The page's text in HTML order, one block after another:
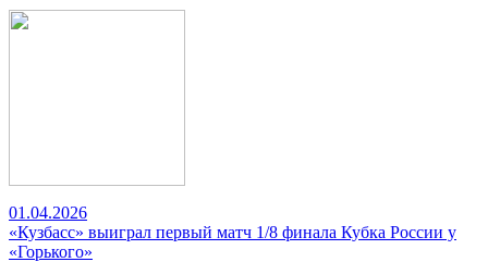
01.04.2026
«Кузбасс» выиграл первый матч 1/8 финала Кубка России у
«Горького»